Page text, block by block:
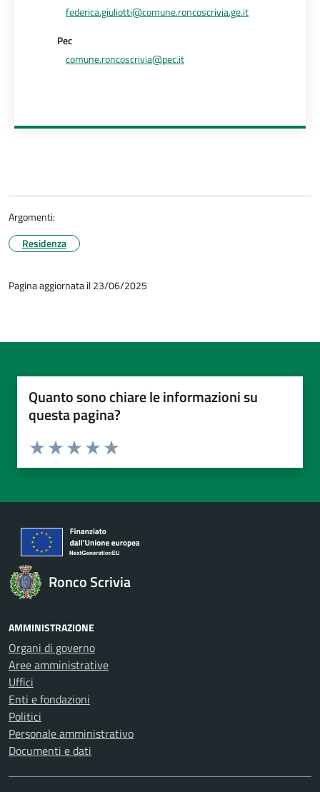
federica.giuliotti@comune.roncoscrivia.ge.it
Pec
comune.roncoscrivia@pec.it
Argomenti:
Residenza
Pagina aggiornata il 23/06/2025
Quanto sono chiare le informazioni su
questa pagina?
Valuta da 1 a 5 stelle la pagina
Valuta 5 stelle su 5
Valuta 4 stelle su 5
Valuta 3 stelle su 5
Valuta 2 stelle su 5
Valuta 1 stelle su 5
Ronco Scrivia
AMMINISTRAZIONE
Organi di governo
Aree amministrative
Uffici
Enti e fondazioni
Politici
Personale amministrativo
Documenti e dati